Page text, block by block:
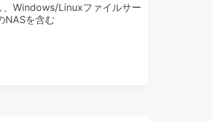
、Windows/Linuxファイルサー
NASを含む